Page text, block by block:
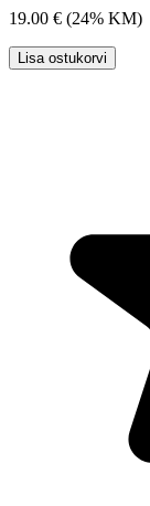
19.00 € (24% KM)
Lisa ostukorvi